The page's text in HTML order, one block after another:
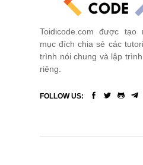
Toidicode.com được tạo
mục đích chia sẻ các
trình nói chung và lập
riêng.
FOLLOW US: